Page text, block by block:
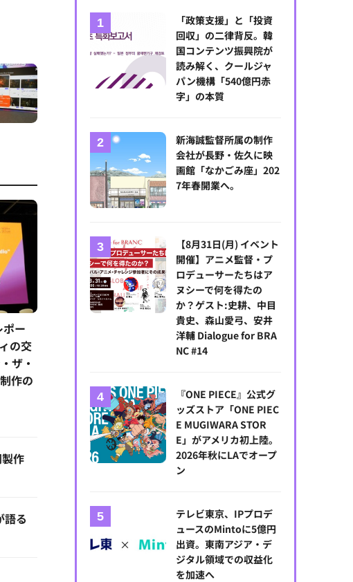
ポー
の交
ザ・
作の
作
る
「政策支援」と「投資
回収」の二律背反。韓
国コンテンツ振興院が
読み解く、クールジャ
パン機構「540億円赤
字」の本質
新海誠監督所属の制作
会社が長野・佐久に映
画館「なかごみ座」202
7年春開業へ。
【8月31日(月) イベント
開催】アニメ監督・プ
ロデューサーたちはア
ヌシーで何を得たの
か？ゲスト:史耕、中目
貴史、森山愛弓、安井
洋輔 Dialogue for BRA
NC #14
『ONE PIECE』公式グ
ッズストア「ONE PIEC
E MUGIWARA STOR
E」がアメリカ初上陸。
2026年秋にLAでオープ
ン
テレビ東京、IPプロデ
ュースのMintoに5億円
出資。東南アジア・デ
ジタル領域での収益化
を加速へ